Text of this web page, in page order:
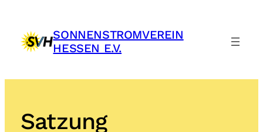
springen
SONNENSTROMVEREIN
HESSEN E.V.
Satzung